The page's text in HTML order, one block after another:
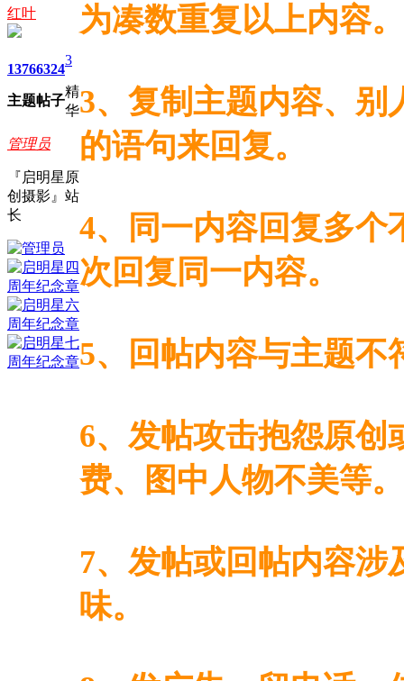
红叶
1376
主题
6324
帖子
3
精
华
管理员
『启明星原
创摄影』站
长
为凑数重复以上内容。
3、复制主题内容、别
的语句来回复。
4、同一内容回复多个
次回复同一内容。
5、回帖内容与主题不
6、发帖攻击抱怨原创
费、图中人物不美等。
7、发帖或回帖内容
味。